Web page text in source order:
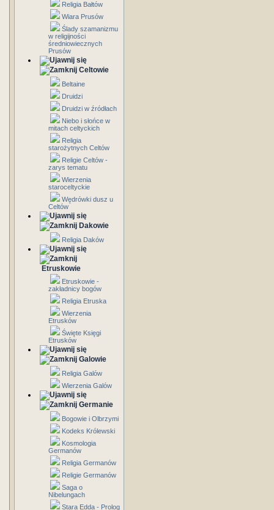
Religia Bałtów
Wiara Prusów
Ślady szamanizmu
w religijności
średniowiecznych
Prusów
Celtowie
Beltaine
Druidzi
Druidzi w źródłach
Niebo i słońce w
mitach celtyckich
Religia
starożytnych Celtów
Religie Celtów -
zarys tematu
Wierzenia
staroceltyckie
Wędrówki dusz u
Celtów
Dakowie
Religia Daków
Etruskowie
Etruskowie -
zakładnicy bogów
Religia Etruska
Wierzenia
Etrusków
Święte Księgi
Etrusków
Galowie
Religia Galów
Wierzenia Galów
Germanie
Bogowie i Olbrzymi
Kodeks Królewski
Kosmologia
Germanów
Religia Germanów
Religie Germanów
Saga o
Nibelungach
Stara Edda - Prolog